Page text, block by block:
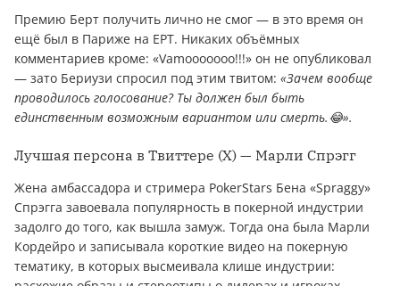
Премию Берт получить лично не смог — в это время он
ещё был в Париже на EPT. Никаких объёмных
комментариев кроме: «Vamooooooo!!!» он не опубликовал
— зато Бериузи спросил под этим твитом: «Зачем вообще
проводилось голосование? Ты должен был быть
единственным возможным вариантом или смерть.😂».
Лучшая персона в Твиттере (X) — Марли Спрэгг
Жена амбассадора и стримера PokerStars Бена «Spraggy»
Спрэгга завоевала популярность в покерной индустрии
задолго до того, как вышла замуж. Тогда она была Марли
Кордейро и записывала короткие видео на покерную
тематику, в которых высмеивала клише индустрии: